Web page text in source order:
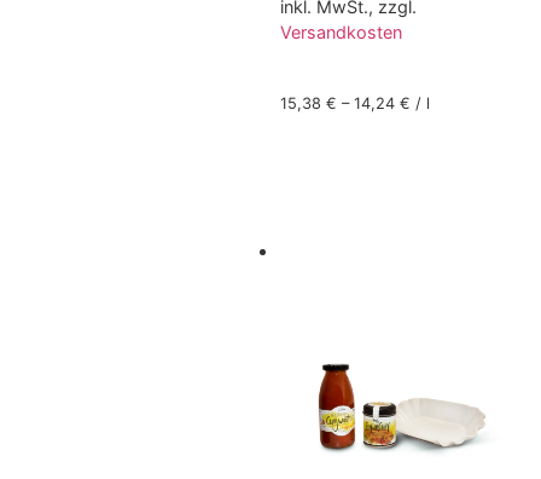
inkl. MwSt., zzgl.
Versandkosten
15,38 € – 14,24 € / l